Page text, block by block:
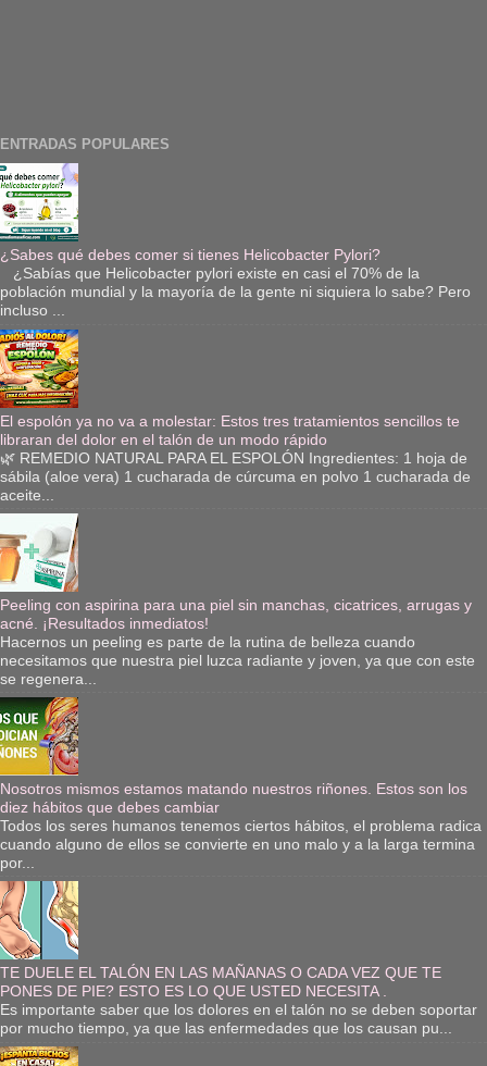
ENTRADAS POPULARES
¿Sabes qué debes comer si tienes Helicobacter Pylori?
¿Sabías que Helicobacter pylori existe en casi el 70% de la
población mundial y la mayoría de la gente ni siquiera lo sabe? Pero
incluso ...
El espolón ya no va a molestar: Estos tres tratamientos sencillos te
libraran del dolor en el talón de un modo rápido
🌿 REMEDIO NATURAL PARA EL ESPOLÓN Ingredientes: 1 hoja de
sábila (aloe vera) 1 cucharada de cúrcuma en polvo 1 cucharada de
aceite...
Peeling con aspirina para una piel sin manchas, cicatrices, arrugas y
acné. ¡Resultados inmediatos!
Hacernos un peeling es parte de la rutina de belleza cuando
necesitamos que nuestra piel luzca radiante y joven, ya que con este
se regenera...
Nosotros mismos estamos matando nuestros riñones. Estos son los
diez hábitos que debes cambiar
Todos los seres humanos tenemos ciertos hábitos, el problema radica
cuando alguno de ellos se convierte en uno malo y a la larga termina
por...
TE DUELE EL TALÓN EN LAS MAÑANAS O CADA VEZ QUE TE
PONES DE PIE? ESTO ES LO QUE USTED NECESITA .
Es importante saber que los dolores en el talón no se deben soportar
por mucho tiempo, ya que las enfermedades que los causan pu...